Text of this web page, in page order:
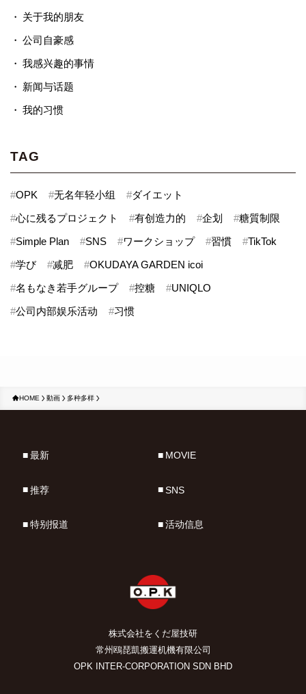
关于我的朋友
公司自豪感
我感兴趣的事情
新闻与话题
我的习惯
TAG
#OPK #无名年轻小组 #ダイエット
#心に残るプロジェクト #有创造力的 #企划 #糖質制限
#Simple Plan #SNS #ワークショップ #習慣 #TikTok
#学び #减肥 #OKUDAYA GARDEN icoi
#名もなき若手グループ #控糖 #UNIQLO
#公司内部娱乐活动 #习惯
HOME 動画 多种多样
株式会社をくだ屋技研
常州鴎琵凱搬運机機有限公司
OPK INTER-CORPORATION SDN BHD
最新
推荐
特别报道
MOVIE
SNS
活动信息